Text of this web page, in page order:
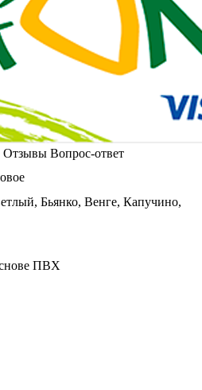
Отзывы Вопрос-ответ
Бьянко, Венге, Капучино,
ПВХ